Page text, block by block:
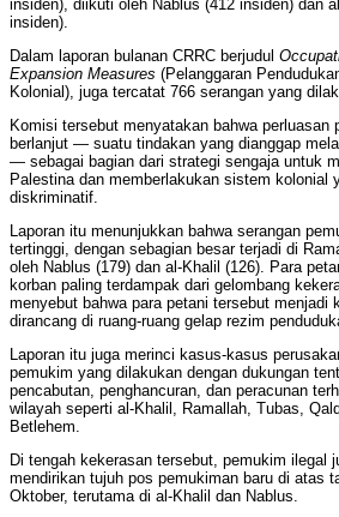
insiden), diikuti oleh Nablus (412 insiden) dan
insiden).
Dalam laporan bulanan CRRC berjudul
Expansion Measures (Pelanggaran
Kolonial), juga tercatat 766 serangan yang
Komisi tersebut menyatakan bahwa perluasan
berlanjut — suatu tindakan yang dianggap
— sebagai bagian dari strategi sengaja untuk
Palestina dan memberlakukan sistem kolonial
diskriminatif.
Laporan itu menunjukkan bahwa serangan
tertinggi, dengan sebagian besar terjadi di
oleh Nablus (179) dan al-Khalil (126). Para
korban paling terdampak dari gelombang
menyebut bahwa para petani tersebut menjadi
dirancang di ruang-ruang gelap rezim
Laporan itu juga merinci kasus-kasus
pemukim yang dilakukan dengan dukungan
pencabutan, penghancuran, dan peracunan
wilayah seperti al-Khalil, Ramallah, Tubas,
Betlehem.
Di tengah kekerasan tersebut, pemukim ilegal
mendirikan tujuh pos pemukiman baru di atas
Oktober, terutama di al-Khalil dan Nablus.